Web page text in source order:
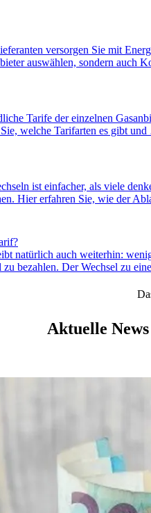
versorgen Sie mit
auswählen, sondern auch
Tarife der einzelnen
welche Tarifarten es gibt
ist einfacher, als viele
Hier erfahren Sie, wie der
natürlich auch weiterhin:
bezahlen. Der Wechsel zu
Aktuelle